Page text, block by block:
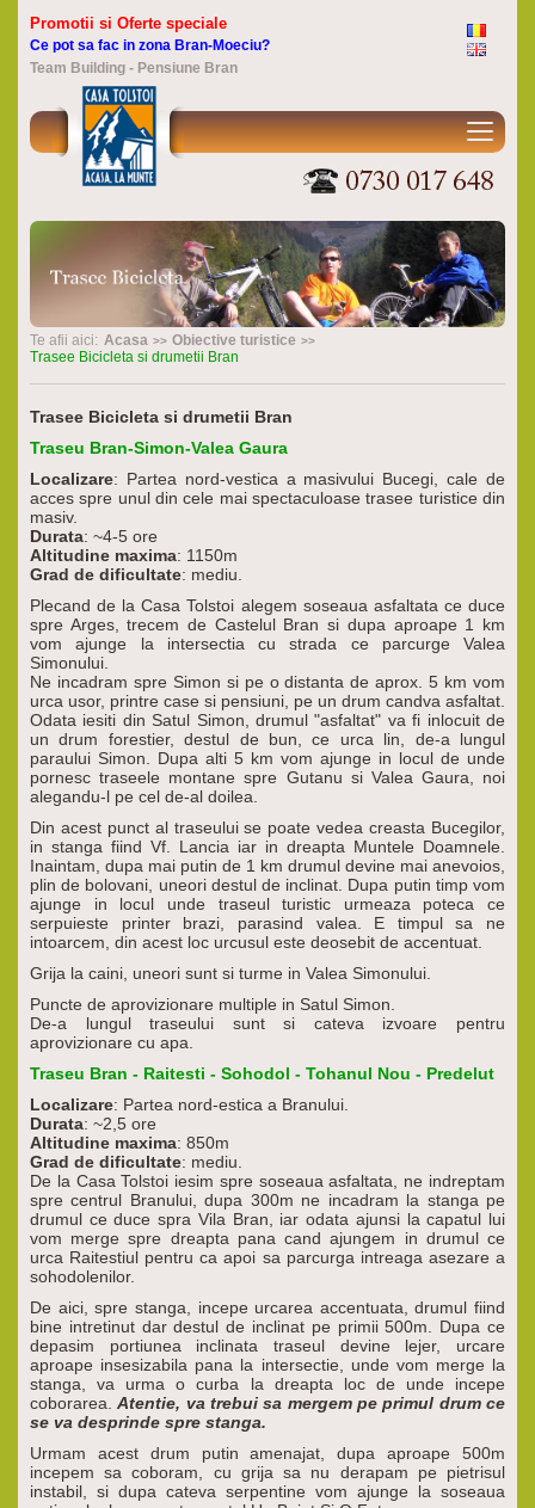
Promotii si Oferte speciale
Ce pot sa fac in zona Bran-Moeciu?
Team Building - Pensiune Bran
Te afii aici: Acasa
Obiective turistice
Trasee Bicicleta si drumetii Bran
Trasee Bicicleta si drumetii Bran
Traseu Bran-Simon-Valea Gaura
Localizare: Partea nord-vestica a masivului Bucegi, cale de
acces spre unul din cele mai spectaculoase trasee turistice din
masiv.
Durata: ~4-5 ore
Altitudine maxima: 1150m
Grad de dificultate: mediu.
Plecand de la Casa Tolstoi alegem soseaua asfaltata ce duce
spre Arges, trecem de Castelul Bran si dupa aproape 1 km
vom ajunge la intersectia cu strada ce parcurge Valea
Simonului.
Ne incadram spre Simon si pe o distanta de aprox. 5 km vom
urca usor, printre case si pensiuni, pe un drum candva asfaltat.
Odata iesiti din Satul Simon, drumul "asfaltat" va fi inlocuit de
un drum forestier, destul de bun, ce urca lin, de-a lungul
paraului Simon. Dupa alti 5 km vom ajunge in locul de unde
pornesc traseele montane spre Gutanu si Valea Gaura, noi
alegandu-l pe cel de-al doilea.
Din acest punct al traseului se poate vedea creasta Bucegilor,
in stanga fiind Vf. Lancia iar in dreapta Muntele Doamnele.
Inaintam, dupa mai putin de 1 km drumul devine mai anevoios,
plin de bolovani, uneori destul de inclinat. Dupa putin timp vom
ajunge in locul unde traseul turistic urmeaza poteca ce
serpuieste printer brazi, parasind valea. E timpul sa ne
intoarcem, din acest loc urcusul este deosebit de accentuat.
Grija la caini, uneori sunt si turme in Valea Simonului.
Puncte de aprovizionare multiple in Satul Simon.
De-a lungul traseului sunt si cateva izvoare pentru
aprovizionare cu apa.
Traseu Bran - Raitesti - Sohodol - Tohanul Nou - Predelut
Localizare: Partea nord-estica a Branului.
Durata: ~2,5 ore
Altitudine maxima: 850m
Grad de dificultate: mediu.
De la Casa Tolstoi iesim spre soseaua asfaltata, ne indreptam
spre centrul Branului, dupa 300m ne incadram la stanga pe
drumul ce duce spra Vila Bran, iar odata ajunsi la capatul lui
vom merge spre dreapta pana cand ajungem in drumul ce
urca Raitestiul pentru ca apoi sa parcurga intreaga asezare a
sohodolenilor.
De aici, spre stanga, incepe urcarea accentuata, drumul fiind
bine intretinut dar destul de inclinat pe primii 500m. Dupa ce
depasim portiunea inclinata traseul devine lejer, urcare
aproape insesizabila pana la intersectie, unde vom merge la
stanga, va urma o curba la dreapta loc de unde incepe
coborarea.Atentie, va trebui sa mergem pe primul drum ce
se va desprinde spre stanga.
Urmam acest drum putin amenajat, dupa aproape 500m
incepem sa coboram, cu grija sa nu derapam pe pietrisul
instabil, si dupa cateva serpentine vom ajunge la soseaua